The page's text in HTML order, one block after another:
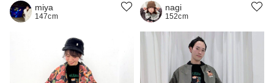
miya
147cm
nagi
152cm